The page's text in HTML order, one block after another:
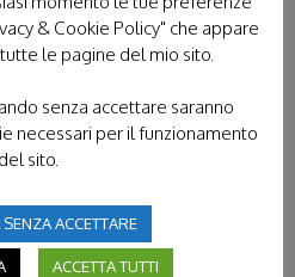
& Cookie Policy" che appare
le pagine del mio sito.
senza accettare saranno
necessari per il funzionamento
del sito.
ACCETTARE
ACCETTA TUTTI